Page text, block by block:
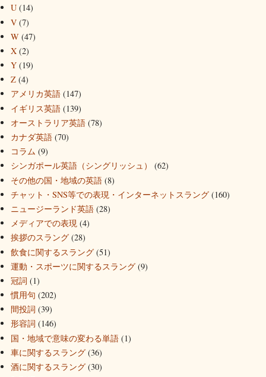
U (14)
V (7)
W (47)
X (2)
Y (19)
Z (4)
アメリカ英語 (147)
イギリス英語 (139)
オーストラリア英語 (78)
カナダ英語 (70)
コラム (9)
シンガポール英語（シングリッシュ）
(62)
その他の国・地域の英語 (8)
チャット・SNS等での表現・インターネットスラング (160)
ニュージーランド英語 (28)
メディアでの表現 (4)
挨拶のスラング (28)
飲食に関するスラング (51)
運動・スポーツに関するスラング (9)
冠詞 (1)
慣用句 (202)
間投詞 (39)
形容詞 (146)
国・地域で意味の変わる単語 (1)
車に関するスラング (36)
酒に関するスラング (30)